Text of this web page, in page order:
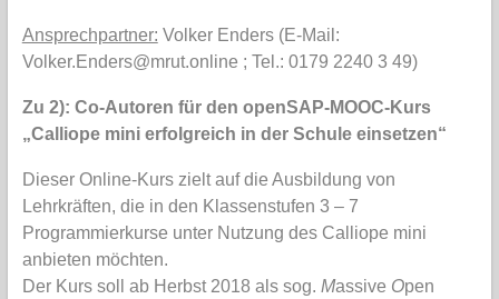
Ansprechpartner: Volker Enders (E-Mail:
Volker.Enders@mrut.online ; Tel.: 0179 2240 3 49)
Zu 2): Co-Autoren für den openSAP-MOOC-Kurs
„Calliope mini erfolgreich in der Schule einsetzen“
Dieser Online-Kurs zielt auf die Ausbildung von
Lehrkräften, die in den Klassenstufen 3 – 7
Programmierkurse unter Nutzung des Calliope mini
anbieten möchten.
Der Kurs soll ab Herbst 2018 als sog. Massive Open